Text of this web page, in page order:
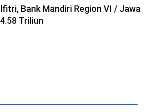
Bank Mandiri Region VI / Jawa
Triliun